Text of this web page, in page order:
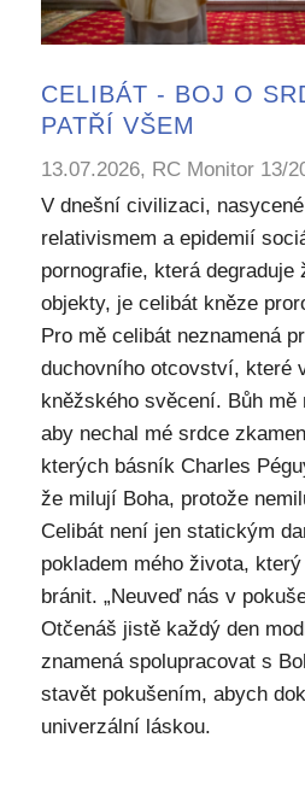
CELIBÁT - BOJ O
PATŘÍ VŠEM
13.07.2026, RC Monitor 13/
V dnešní civilizaci,
relativismem a epidemií
pornografie, která degraduje
objekty, je celibát kněze
Pro mě celibát neznamená
duchovního otcovství, které
kněžského svěcení. Bůh mě
aby nechal mé srdce
kterých básník Charles
že milují Boha, protože
Celibát není jen statickým
pokladem mého života,
bránit. „Neuveď nás v
Otčenáš jistě každý den
znamená spolupracovat s
stavět pokušením, abych
univerzální láskou.